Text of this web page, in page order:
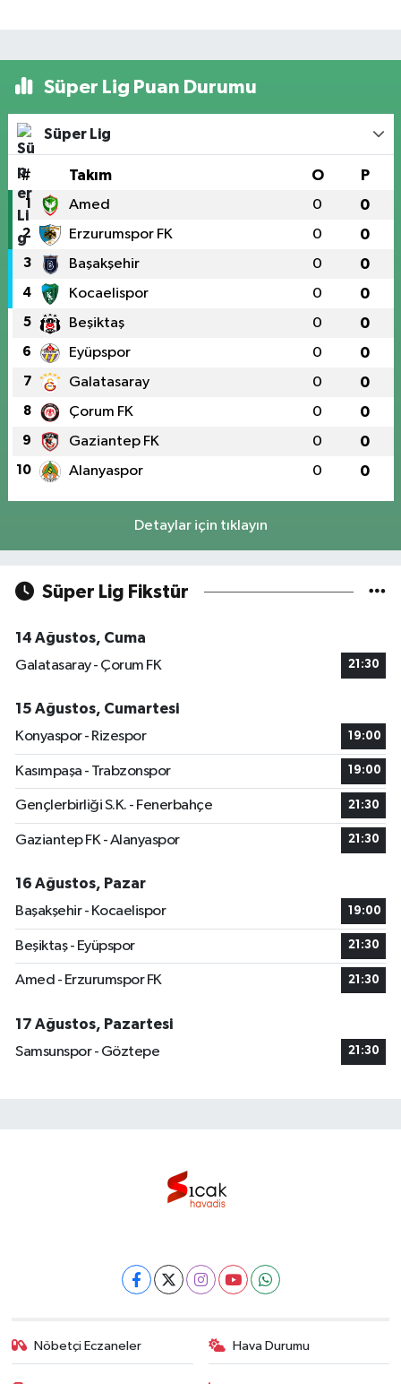
Süper Lig Puan Durumu
Süper Lig
# Takım O P
1 Amed 0 0
2 Erzurumspor FK 0 0
3 Başakşehir 0 0
4 Kocaelispor 0 0
5 Beşiktaş 0 0
6 Eyüpspor 0 0
7 Galatasaray 0 0
8 Çorum FK 0 0
9 Gaziantep FK 0 0
10 Alanyaspor 0 0
Detaylar için tıklayın
Süper Lig Fikstür
14 Ağustos, Cuma
Galatasaray - Çorum FK
21:30
15 Ağustos, Cumartesi
Konyaspor - Rizespor
19:00
Kasımpaşa - Trabzonspor 19:00
Gençlerbirliği S.K. - Fenerbahçe 21:30
Gaziantep FK - Alanyaspor 21:30
16 Ağustos, Pazar
Başakşehir - Kocaelispor
19:00
Beşiktaş - Eyüpspor 21:30
Amed - Erzurumspor FK 21:30
17 Ağustos, Pazartesi
Samsunspor - Göztepe
21:30
Nöbetçi Eczaneler Hava Durumu